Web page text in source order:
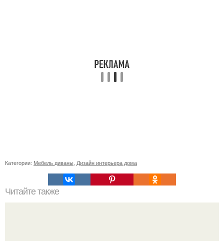
Категории: Мебель диваны Дизайн интерьера дома
Читайте также